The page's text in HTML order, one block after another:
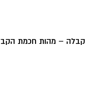
קבלה – מהות חכמת